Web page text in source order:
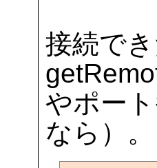
接続で
やポー
なら）。